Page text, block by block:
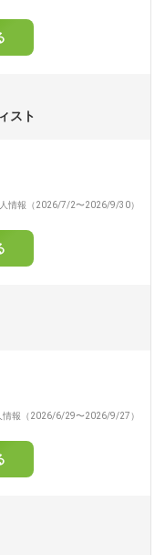
スト
情報（2026/7/2〜2026/9/30）
情報（2026/6/29〜2026/9/27）